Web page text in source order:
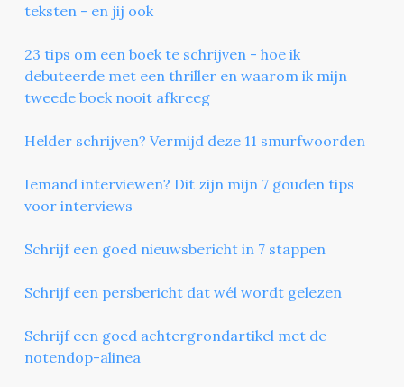
teksten - en jij ook
23 tips om een boek te schrijven - hoe ik
debuteerde met een thriller en waarom ik mijn
tweede boek nooit afkreeg
Helder schrijven? Vermijd deze 11 smurfwoorden
Iemand interviewen? Dit zijn mijn 7 gouden tips
voor interviews
Schrijf een goed nieuwsbericht in 7 stappen
Schrijf een persbericht dat wél wordt gelezen
Schrijf een goed achtergrondartikel met de
notendop-alinea